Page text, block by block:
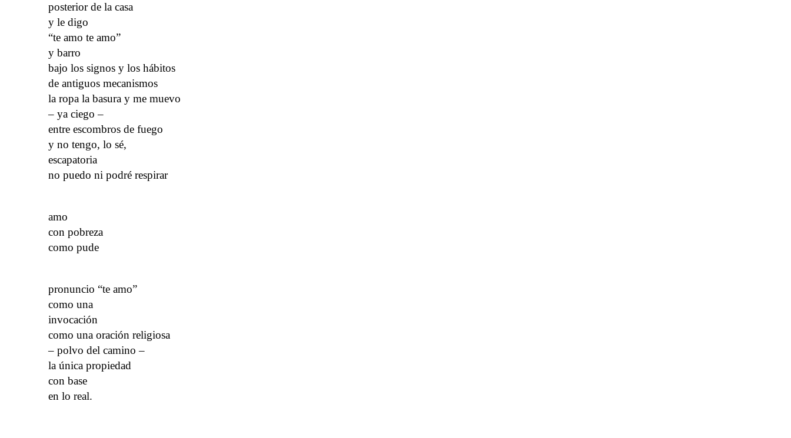
posterior de la casa
y le digo
“te amo te amo”
y barro
bajo los signos y los hábitos
de antiguos mecanismos
la ropa la basura y me muevo
– ya ciego –
entre escombros de fuego
y no tengo, lo sé,
escapatoria
no puedo ni podré respirar
amo
con pobreza
como pude
pronuncio “te amo”
como una
invocación
como una oración religiosa
– polvo del camino –
la única propiedad
con base
en lo real.